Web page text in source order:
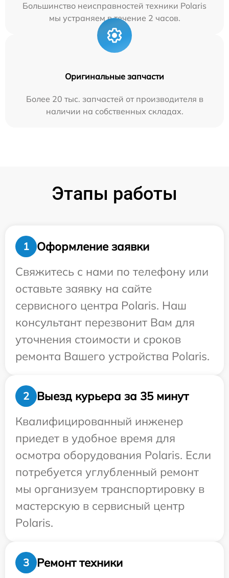
Большинство неисправностей техники Polaris
мы устраняем в течение 2 часов.
Оригинальные запчасти
Более 20 тыс. запчастей от производителя в
наличии на собственных складах.
Этапы работы
1
Оформление заявки
Свяжитесь с нами по телефону или
оставьте заявку на сайте
сервисного центра Polaris. Наш
консультант перезвонит Вам для
уточнения стоимости и сроков
ремонта Вашего устройства Polaris.
2
Выезд курьера за 35 минут
Квалифицированный инженер
приедет в удобное время для
осмотра оборудования Polaris. Если
потребуется углубленный ремонт
мы организуем транспортировку в
мастерскую в сервисный центр
Polaris.
3 Ремонт техники